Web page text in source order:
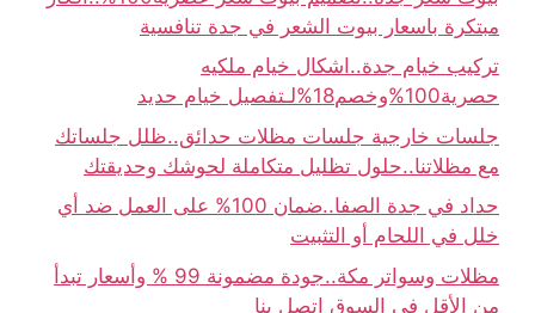
مبتكرة باسعار بيوت الشعر في جدة تنافسية
تركيب خيام جدة..اشكال خيام ملكيه
حصرية100%وخصم18%لـتفصيل خيام حديد
جلسات خارجية جلسات مظلات حدائق..ظلل جلساتك
مع مظلاتنا..حلول تظليل متكاملة لحوشك وحديقتك
حداد في جدة الصفا..ضمان 100% على العمل ضد أي
خلل في اللحام أو التثبيت
مظلات وسواتر مكة..جودة مضمونة 99 % وأسعار تبدأ
من الأقل في السوق اتصل بنا